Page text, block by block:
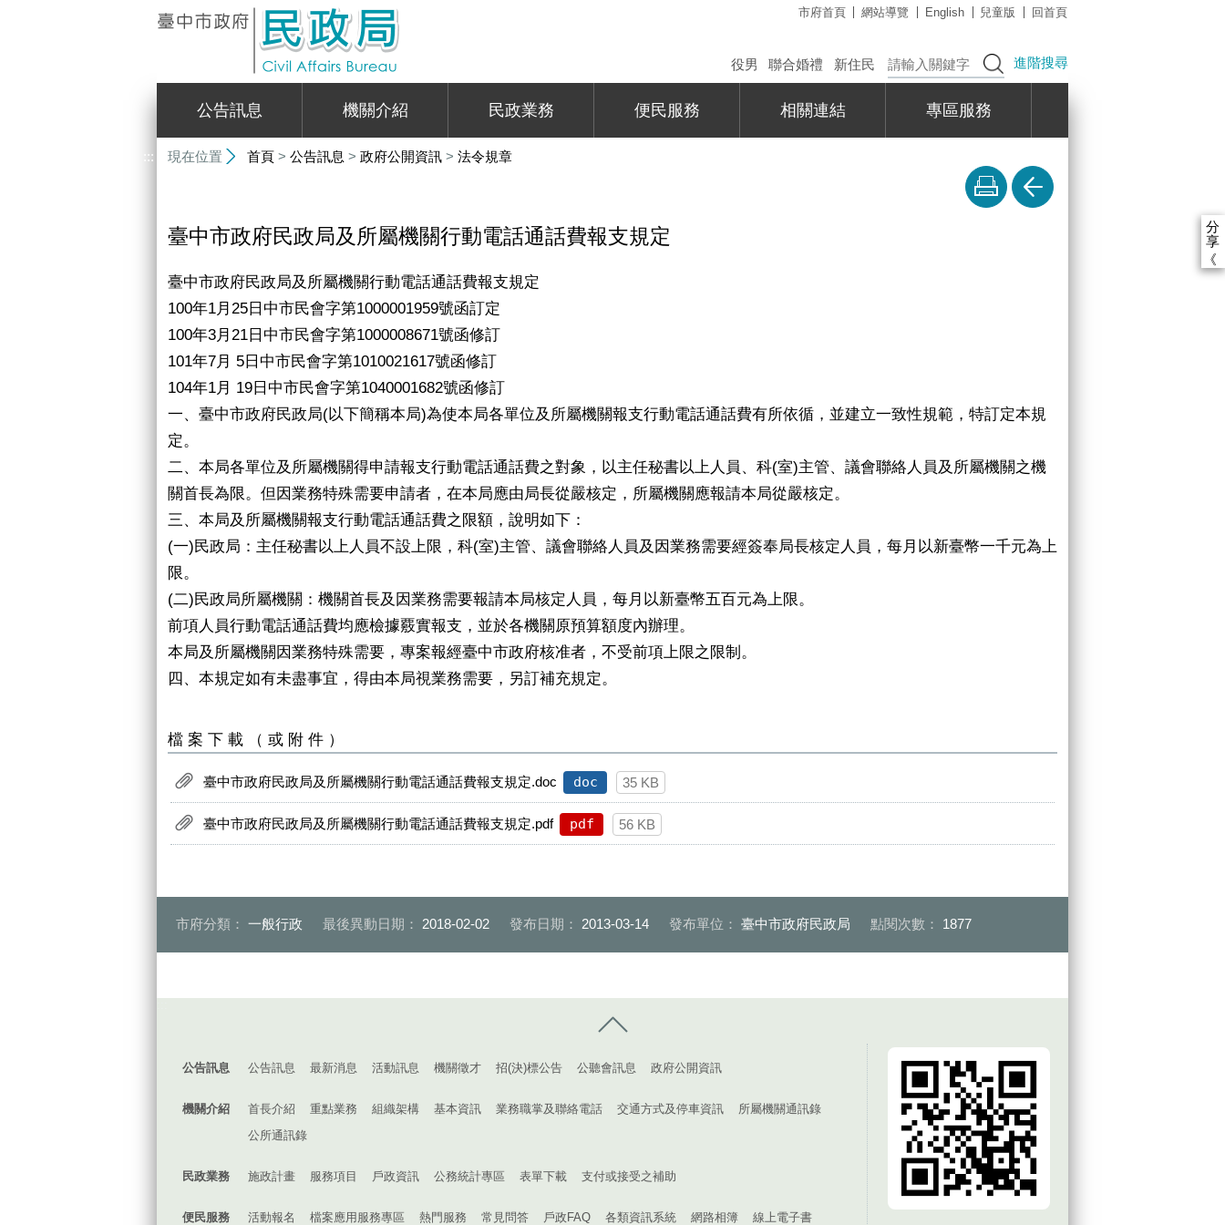
市府首頁 網站導覽 English 兒童版 回首頁
役男 聯合婚禮 新住民 進階搜尋
公告訊息 機關介紹 民政業務 便民服務 相關連結 專區服務
::: 現在位置 首頁 > 公告訊息 > 政府公開資訊 > 法令規章
分
享
《
臺中市政府民政局及所屬機關行動電話通話費報支規定
臺中市政府民政局及所屬機關行動電話通話費報支規定
100年1月25日中市民會字第1000001959號函訂定
100年3月21日中市民會字第1000008671號函修訂
101年7月 5日中市民會字第1010021617號函修訂
104年1月 19日中市民會字第1040001682號函修訂
一、臺中市政府民政局(以下簡稱本局)為使本局各單位及所屬機關報支行動電話通話費有所依循，並建立一致性規範，特訂定本規
定。
二、本局各單位及所屬機關得申請報支行動電話通話費之對象，以主任秘書以上人員、科(室)主管、議會聯絡人員及所屬機關之機
關首長為限。但因業務特殊需要申請者，在本局應由局長從嚴核定，所屬機關應報請本局從嚴核定。
三、本局及所屬機關報支行動電話通話費之限額，說明如下：
(一)民政局：主任秘書以上人員不設上限，科(室)主管、議會聯絡人員及因業務需要經簽奉局長核定人員，每月以新臺幣一千元為上
限。
(二)民政局所屬機關：機關首長及因業務需要報請本局核定人員，每月以新臺幣五百元為上限。
前項人員行動電話通話費均應檢據覈實報支，並於各機關原預算額度內辦理。
本局及所屬機關因業務特殊需要，專案報經臺中市政府核准者，不受前項上限之限制。
四、本規定如有未盡事宜，得由本局視業務需要，另訂補充規定。
檔案下載（或附件）
臺中市政府民政局及所屬機關行動電話通話費報支規定.doc doc 35 KB
臺中市政府民政局及所屬機關行動電話通話費報支規定.pdf pdf 56 KB
市府分類： 一般行政 最後異動日期： 2018-02-02 發布日期： 2013-03-14 發布單位： 臺中市政府民政局 點閱次數： 1877
公告訊息 公告訊息 最新消息 活動訊息 機關徵才 招(決)標公告 公聽會訊息 政府公開資訊
機關介紹 首長介紹 重點業務 組織架構 基本資訊 業務職掌及聯絡電話 交通方式及停車資訊
所屬機關通訊錄
公所通訊錄
民政業務 施政計畫 服務項目 戶政資訊 公務統計專區 表單下載 支付或接受之補助
便民服務 活動報名 檔案應用服務專區 熱門服務 常見問答 戶政FAQ 各類資訊系統 網路相簿 線上電子書